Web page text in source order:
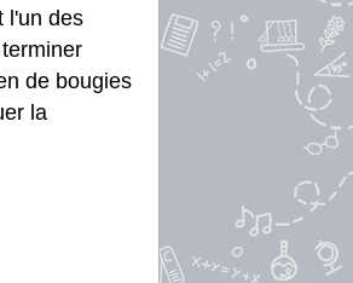
l'un des
de bougies
la